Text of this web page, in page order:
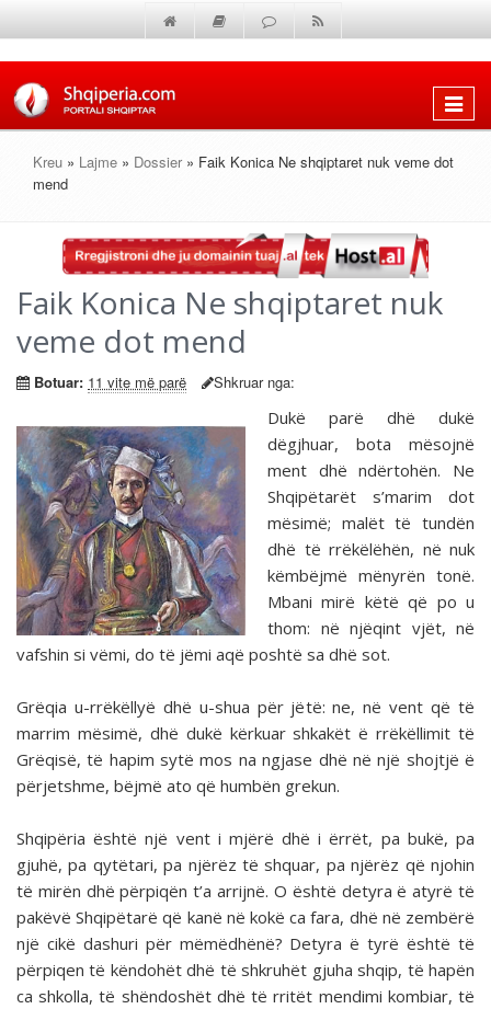
Shfaq
Kreu » Lajme » Dossier » Faik Konica Ne shqiptaret nuk veme dot
mend
Faik Konica Ne shqiptaret nuk
veme dot mend
Botuar: 11 vite më parë Shkruar nga:
Dukë parë dhë dukë
dëgjhuar, bota mësojnë
ment dhë ndërtohën. Ne
Shqipëtarët s’marim dot
mësimë; malët të tundën
dhë të rrëkëlëhën, në nuk
këmbëjmë mënyrën tonë.
Mbani mirë këtë që po u
thom: në njëqint vjët, në
vafshin si vëmi, do të jëmi aqë poshtë sa dhë sot.
Grëqia u-rrëkëllyë dhë u-shua për jëtë: ne, në vent që të
marrim mësimë, dhë dukë kërkuar shkakët ë rrëkëllimit të
Grëqisë, të hapim sytë mos na ngjase dhë në një shojtjë ë
përjetshme, bëjmë ato që humbën grekun.
Shqipëria është një vent i mjërë dhë i ërrët, pa bukë, pa
gjuhë, pa qytëtari, pa njërëz të shquar, pa njërëz që njohin
të mirën dhë përpiqën t’a arrijnë. O është detyra ë atyrë të
pakëvë Shqipëtarë që kanë në kokë ca fara, dhë në zembërë
një cikë dashuri për mëmëdhënë? Detyra ë tyrë është të
përpiqen të këndohët dhë të shkruhët gjuha shqip, të hapën
ca shkolla, të shëndoshët dhë të rritët mendimi kombiar, të